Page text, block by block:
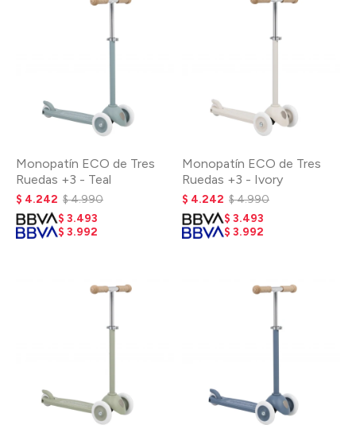
Monopatín ECO de Tres
Ruedas +3 - Teal
$ 4.242 $4.990
$ 3.493
$ 3.992
Monopatín ECO de Tres
Ruedas +3 - Ivory
$ 4.242 $4.990
$ 3.493
$ 3.992